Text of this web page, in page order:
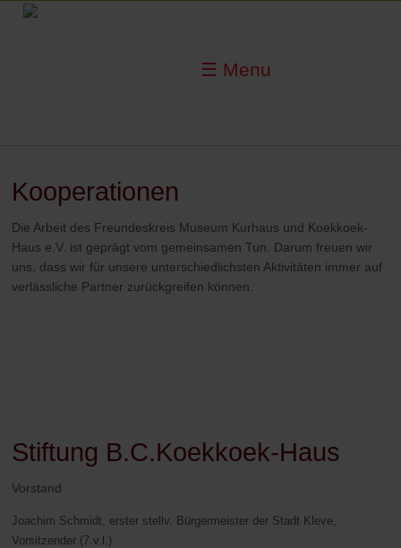
☰ Menu
Kooperationen
Die Arbeit des Freundeskreis Museum Kurhaus und Koekkoek-
Haus e.V. ist geprägt vom gemeinsamen Tun. Darum freuen wir
uns, dass wir für unsere unterschiedlichsten Aktivitäten immer auf
verlässliche Partner zurückgreifen können.
Stiftung B.C.Koekkoek-Haus
Vorstand
Joachim Schmidt, erster stellv. Bürgermeister der Stadt Kleve,
Vorsitzender (7.v.l.)